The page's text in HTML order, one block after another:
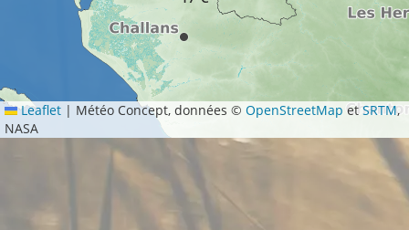
Leaflet | Météo Concept, données ©OpenStreetMap etSRTM,
NASA